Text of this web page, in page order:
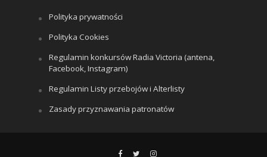
Polityka prywatności
Polityka Cookies
Regulamin konkursów Radia Victoria (antena,
Facebook, Instagram)
Regulamin Listy przebojów i Alterlisty
Zasady przyznawania patronatów